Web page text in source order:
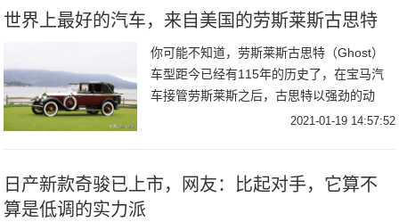
世界上最好的汽车，来自美国的劳斯莱斯古思特
你可能不知道，劳斯莱斯古思特（Ghost）
车型距今已经有115年的历史了，在宝马汽
车接管劳斯莱斯之后，古思特以强劲的动
力、先进的技术更是成为劳斯莱斯历史上最
2021-01-19 14:57:52
日产新款奇骏已上市，网友：比起对手，它算不
算是低调的实力派